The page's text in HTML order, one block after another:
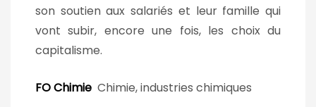
son soutien aux salariés et leur famille qui
vont subir, encore une fois, les choix du
capitalisme.
FO Chimie Chimie, industries chimiques